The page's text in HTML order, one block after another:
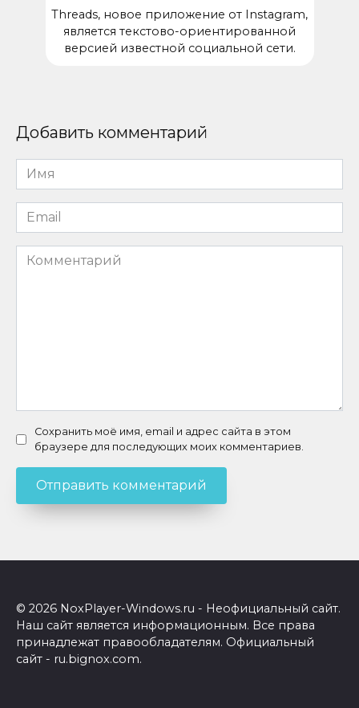
Threads, новое приложение от Instagram,
является текстово-ориентированной
версией известной социальной сети.
Добавить комментарий
Имя
*
Email
*
Комментарий
Сохранить моё имя, email и адрес сайта в этом
браузере для последующих моих комментариев.
© 2026 NoxPlayer-Windows.ru - Неофициальный сайт.
Наш сайт является информационным. Все права
принадлежат правообладателям. Официальный
сайт - ru.bignox.com.